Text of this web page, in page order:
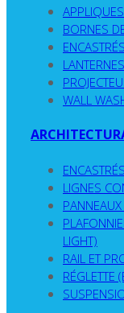
BORNES
WALL
LIGNES
LIGHT)
RAIL ET
RÉGLETTE